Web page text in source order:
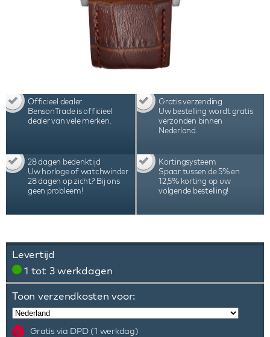
Officieel dealer
BensonTrade is officieel
dealer van vele merken.
Gratis verzending
Uw bestelling wordt gratis
verzonden binnen
Nederland.
28 dagen bedenktijd
Uw horloge of watchwinder
28 dagen op zicht? Bij ons
geen probleem!
Kortingsysteem
Spaar tussen de 5% en
12,5% korting op uw
volgende bestelling!
Levertijd
1 tot 3 werkdagen
Toon verzendkosten voor:
Gratis via DPD (1 werkdag)